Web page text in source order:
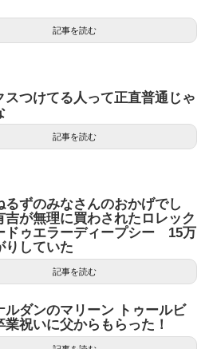
記事を読む
スつけてる人って正直普通じゃ
記事を読む
るずのみなさんのおかげでし
吉が無理に買わされたロレック
ドゥエラーディープシー 15万
りしていた
記事を読む
ルダンのマリーン トゥールビ
業祝いに父からもらった！